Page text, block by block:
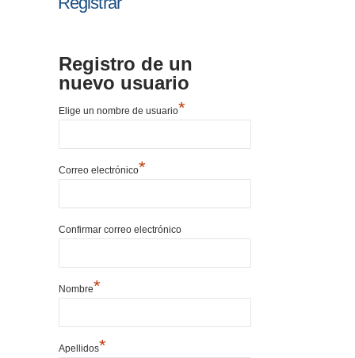
Registro de un
nuevo usuario
Elige un nombre de usuario*
Correo electrónico*
Confirmar correo electrónico
Nombre*
Apellidos*